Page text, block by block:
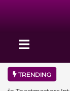
TRENDING